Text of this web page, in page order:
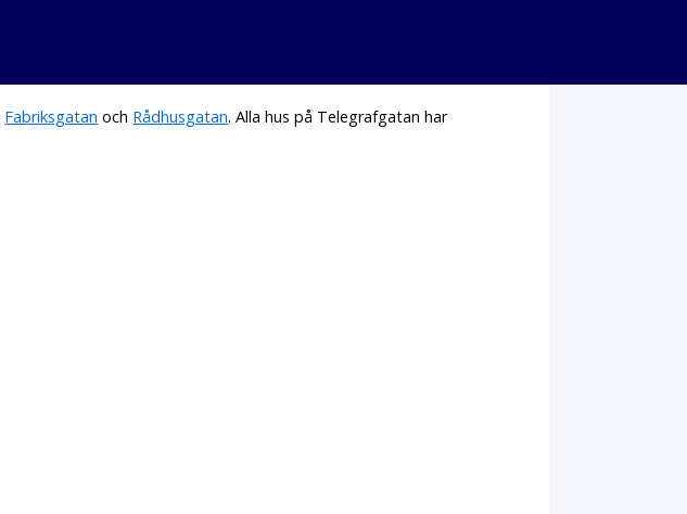
Fabriksgatan och Rådhusgatan. Alla hus på Telegrafgatan har